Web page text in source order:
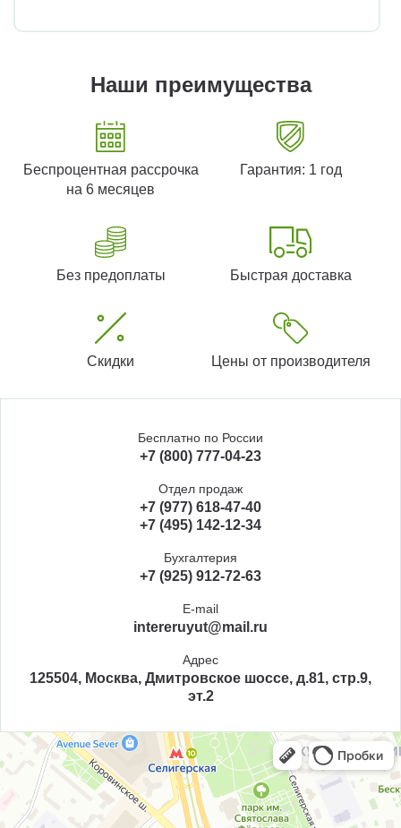
Наши преимущества
Беспроцентная рассрочка
на 6 месяцев
Гарантия: 1 год
Без предоплаты Быстрая доставка
Скидки Цены от производителя
Бесплатно по России
+7 (800) 777-04-23
Отдел продаж
+7 (977) 618-47-40
+7 (495) 142-12-34
Бухгалтерия
+7 (925) 912-72-63
E-mail
intereruyut@mail.ru
Адрес
125504, Москва, Дмитровское шоссе, д.81, стр.9,
эт.2